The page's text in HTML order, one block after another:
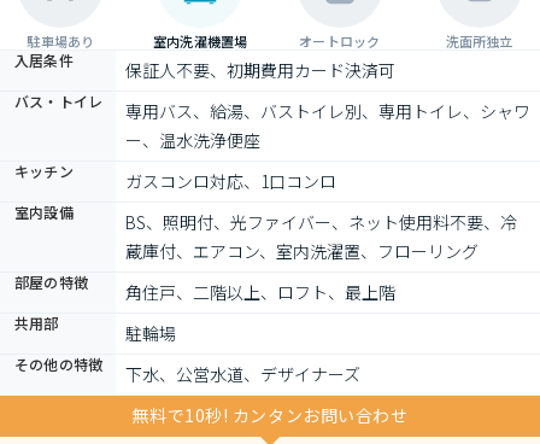
駐車場あり 室内洗濯機置場 オートロック 洗面所独立
入居条件 保証人不要、初期費用カード決済可
バス・トイレ
専用バス、給湯、バストイレ別、専用トイレ、シャワ
ー、温水洗浄便座
キッチン ガスコンロ対応、1口コンロ
室内設備
BS、照明付、光ファイバー、ネット使用料不要、冷
蔵庫付、エアコン、室内洗濯置、フローリング
部屋の特徴 角住戸、二階以上、ロフト、最上階
共用部 駐輪場
その他の特徴
下水、公営水道、デザイナーズ
無料で10秒! カンタンお問い合わせ